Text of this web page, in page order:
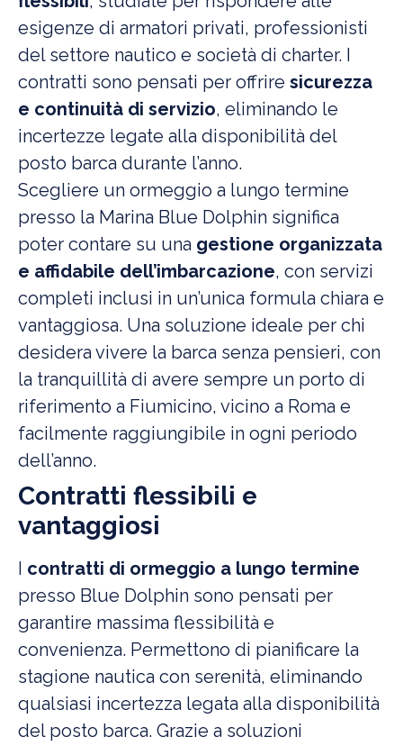
esigenze di armatori privati, professionisti
del settore nautico e società di charter. I
contratti sono pensati per offrire sicurezza
e continuità di servizio, eliminando le
incertezze legate alla disponibilità del
posto barca durante l’anno.
Scegliere un ormeggio a lungo termine
presso la Marina Blue Dolphin significa
poter contare su una gestione organizzata
e affidabile dell’imbarcazione, con servizi
completi inclusi in un’unica formula chiara e
vantaggiosa. Una soluzione ideale per chi
desidera vivere la barca senza pensieri, con
la tranquillità di avere sempre un porto di
riferimento a Fiumicino, vicino a Roma e
facilmente raggiungibile in ogni periodo
dell’anno.
Contratti flessibili e
vantaggiosi
I contratti di ormeggio a lungo termine
presso Blue Dolphin sono pensati per
garantire massima flessibilità e
convenienza. Permettono di pianificare la
stagione nautica con serenità, eliminando
qualsiasi incertezza legata alla disponibilità
del posto barca. Grazie a soluzioni